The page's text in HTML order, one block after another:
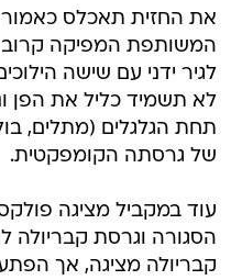
לא תשמיד כליל את הפן
תחת הגלגלים (מתלים,
של גרסתה הקומפקטית.
קבריולה מציגה, אך